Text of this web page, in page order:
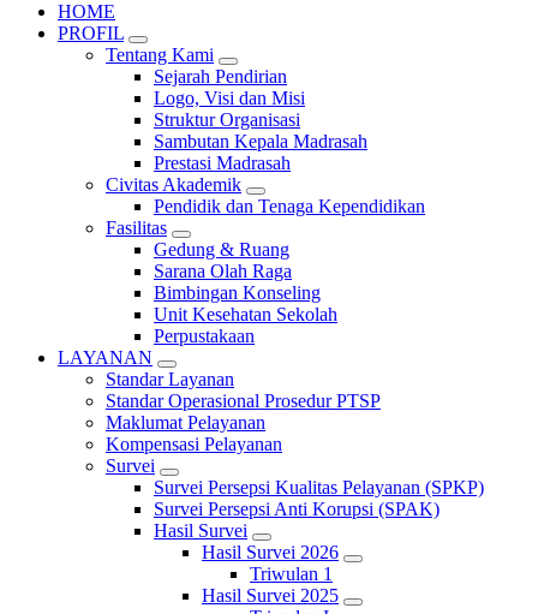
HOME
PROFIL
Tentang Kami
Sejarah Pendirian
Logo, Visi dan Misi
Struktur Organisasi
Sambutan Kepala Madrasah
Prestasi Madrasah
Civitas Akademik
Pendidik dan Tenaga Kependidikan
Fasilitas
Gedung & Ruang
Sarana Olah Raga
Bimbingan Konseling
Unit Kesehatan Sekolah
Perpustakaan
LAYANAN
Standar Layanan
Standar Operasional Prosedur PTSP
Maklumat Pelayanan
Kompensasi Pelayanan
Survei
Survei Persepsi Kualitas Pelayanan (SPKP)
Survei Persepsi Anti Korupsi (SPAK)
Hasil Survei
Hasil Survei 2026
Triwulan 1
Hasil Survei 2025